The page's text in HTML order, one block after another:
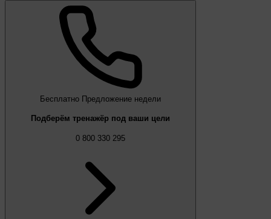
Бесплатно Предложение недели
Подберём тренажёр под ваши цели
0 800 330 295